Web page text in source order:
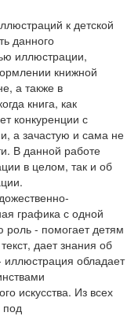
к детской
данного
иллюстрации,
книжной
а также в
книга, как
конкуренции с
а зачастую и сама не
В данной работе
в целом, так и об
графика с одной
роль - помогает детям
дает знания об
обладает
искусства. Из всех
под